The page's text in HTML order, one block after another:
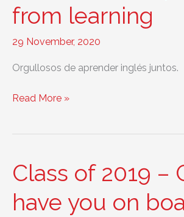
from learning
29 November, 2020
Orgullosos de aprender inglés juntos.
Class
19
couldn’t
stop
Read More »
Class of 2019 –
have you on